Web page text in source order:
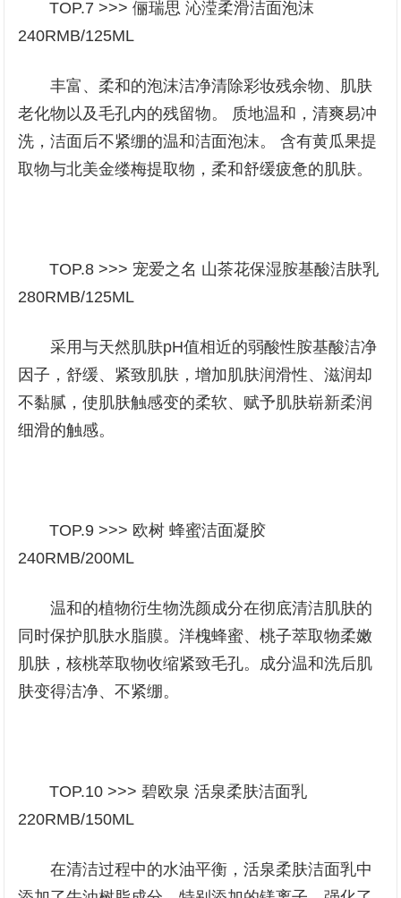
TOP.7 >>> 俪瑞思 沁滢柔滑洁面泡沫
240RMB/125ML
丰富、柔和的泡沫洁净清除彩妆残余物、肌肤
老化物以及毛孔内的残留物。 质地温和，清爽易冲
洗，洁面后不紧绷的温和洁面泡沫。 含有黄瓜果提
取物与北美金缕梅提取物，柔和舒缓疲惫的肌肤。
TOP.8 >>> 宠爱之名 山茶花保湿胺基酸洁肤乳
280RMB/125ML
采用与天然肌肤pH值相近的弱酸性胺基酸洁净
因子，舒缓、紧致肌肤，增加肌肤润滑性、滋润却
不黏腻，使肌肤触感变的柔软、赋予肌肤崭新柔润
细滑的触感。
TOP.9 >>> 欧树 蜂蜜洁面凝胶
240RMB/200ML
温和的植物衍生物洗颜成分在彻底清洁肌肤的
同时保护肌肤水脂膜。洋槐蜂蜜、桃子萃取物柔嫩
肌肤，核桃萃取物收缩紧致毛孔。成分温和洗后肌
肤变得洁净、不紧绷。
TOP.10 >>> 碧欧泉 活泉柔肤洁面乳
220RMB/150ML
在清洁过程中的水油平衡，活泉柔肤洁面乳中